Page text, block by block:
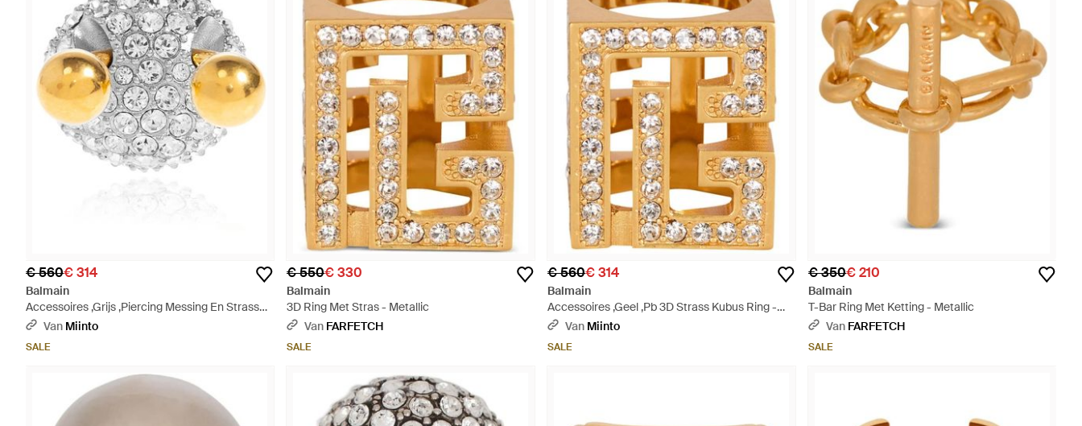
€ 560€ 314
Balmain
Accessoires ,Grijs ,Piercing Messing En Strass
Ring - Metallic
Van Miinto
SALE
€ 550€ 330
Balmain
3D Ring Met Stras - Metallic
Van FARFETCH
SALE
€ 560€ 314
Balmain
Accessoires ,Geel ,Pb 3D Strass Kubus Ring -
Metallic
Van Miinto
SALE
€ 350€ 210
Balmain
T-Bar Ring Met Ketting - Metallic
Van FARFETCH
SALE